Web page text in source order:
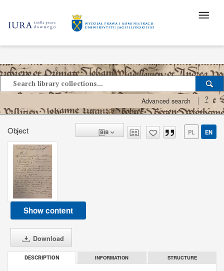
Advanced search ?
Object PL EN
Show content
Download
DESCRIPTION INFORMATION STRUCTURE